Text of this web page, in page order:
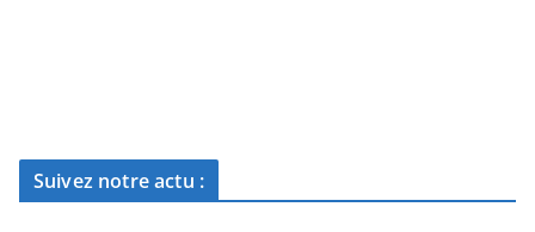
Suivez notre actu :